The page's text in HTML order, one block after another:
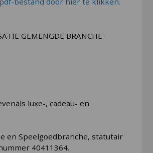
GEMENGDE BRANCHE
luxe-, cadeau- en
en Speelgoedbranche, statutair
40411364.